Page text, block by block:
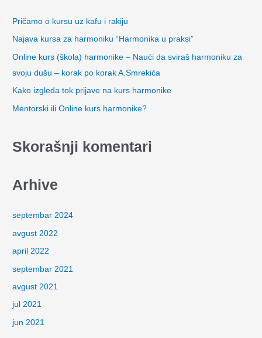
a
z
a
:
Pričamo o kursu uz kafu i rakiju
Najava kursa za harmoniku “Harmonika u praksi”
Online kurs (škola) harmonike – Naući da sviraš harmoniku za
svoju dušu – korak po korak A.Smrekića
Kako izgleda tok prijave na kurs harmonike
Mentorski ili Online kurs harmonike?
Skorašnji komentari
Arhive
septembar 2024
avgust 2022
april 2022
septembar 2021
avgust 2021
jul 2021
jun 2021